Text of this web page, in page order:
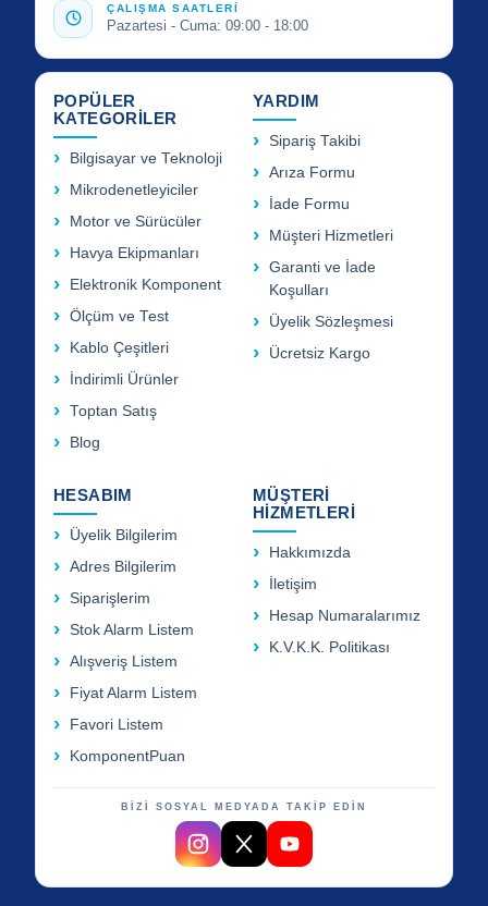
ÇALIŞMA SAATLERİ
Pazartesi - Cuma: 09:00 - 18:00
POPÜLER
KATEGORİLER
Bilgisayar ve Teknoloji
Mikrodenetleyiciler
Motor ve Sürücüler
Havya Ekipmanları
Elektronik Komponent
Ölçüm ve Test
Kablo Çeşitleri
İndirimli Ürünler
Toptan Satış
Blog
YARDIM
Sipariş Takibi
Arıza Formu
İade Formu
Müşteri Hizmetleri
Garanti ve İade
Koşulları
Üyelik Sözleşmesi
Ücretsiz Kargo
HESABIM
Üyelik Bilgilerim
Adres Bilgilerim
Siparişlerim
Stok Alarm Listem
Alışveriş Listem
Fiyat Alarm Listem
Favori Listem
KomponentPuan
MÜŞTERİ
HİZMETLERİ
Hakkımızda
İletişim
Hesap Numaralarımız
K.V.K.K. Politikası
BİZİ SOSYAL MEDYADA TAKİP EDİN